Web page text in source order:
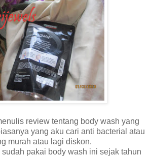
review tentang body wash yang
yang aku cari anti bacterial atau
murah atau lagi diskon.
sudah pakai body wash ini sejak tahun